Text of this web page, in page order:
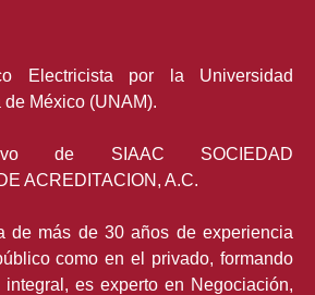
Electricista por la Universidad
México (UNAM).
de SIAAC SOCIEDAD
ACREDITACION, A.C.
de más de 30 años de experiencia
como en el privado, formando
es experto en Negociación,